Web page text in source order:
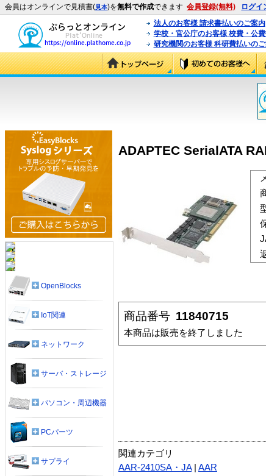
会員はオンラインで見積書(見本)を無料で作成できます 会員登録(無料) ログイ
法人のお客様 請求書払いのご案内
学校・官公庁のお客様 校費・公
研究機関のお客様 科研費払いの
ADAPTEC SerialATA
商品番号 11840715
本商品は販売を終了しました
関連カテゴリ
AAR-2410SA・JA| AAR
OpenBlocks
IoT関連
ネットワーク
サーバ・ストレージ
パソコン・周辺機器
PCパーツ
サプライ